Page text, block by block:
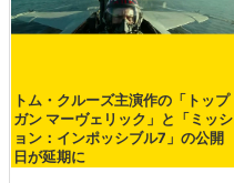
トム・クルーズ主演作の「トップ
ガン マーヴェリック」と「ミッシ
ョン：インポッシブル7」の公開
日が延期に